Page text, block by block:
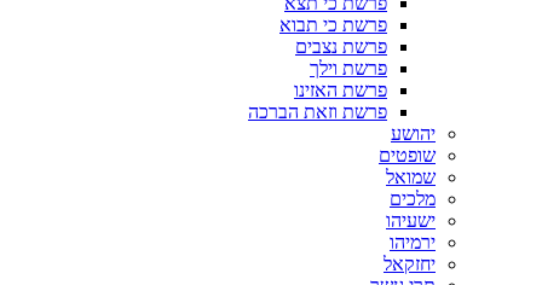
פרשת כי תבוא
פרשת נצבים
פרשת וילך
פרשת האזינו
פרשת וזאת הברכה
יהושע
שופטים
שמואל
מלכים
ישעיהו
ירמיהו
יחזקאל